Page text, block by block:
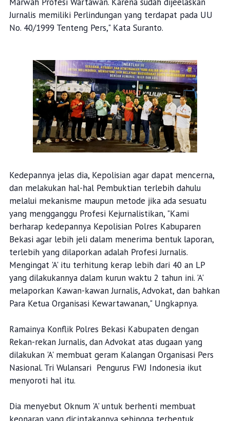
Jurnalis memiliki Perlindungan yang terdapat pada UU
No. 40/1999 Tenteng Pers," Kata Suranto.
Kedepannya jelas dia, Kepolisian agar dapat mencerna,
dan melakukan hal-hal Pembuktian terlebih dahulu
melalui mekanisme maupun metode jika ada sesuatu
yang mengganggu Profesi Kejurnalistikan, "Kami
berharap kedepannya Kepolisian Polres Kabuparen
Bekasi agar lebih jeli dalam menerima bentuk laporan,
terlebih yang dilaporkan adalah Profesi Jurnalis.
Mengingat 'A' itu terhitung kerap lebih dari 40 an LP
yang dilakukannya dalam kurun waktu 2 tahun ini. 'A'
melaporkan Kawan-kawan Jurnalis, Advokat, dan bahkan
Para Ketua Organisasi Kewartawanan," Ungkapnya.
Ramainya Konflik Polres Bekasi Kabupaten dengan
Rekan-rekan Jurnalis, dan Advokat atas dugaan yang
dilakukan 'A' membuat geram Kalangan Organisasi Pers
Nasional. Tri Wulansari Pengurus FWJ Indonesia ikut
menyoroti hal itu.
Dia menyebut Oknum 'A' untuk berhenti membuat